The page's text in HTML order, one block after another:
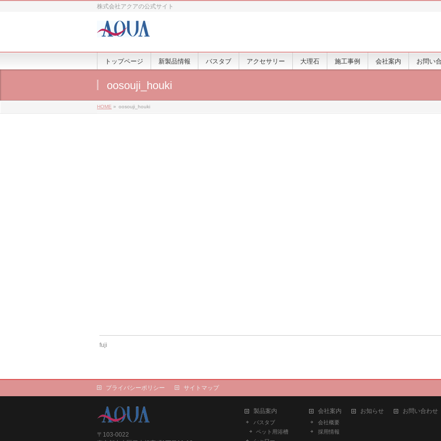
株式会社アクアの公式サイト
トップページ 新製品情報 バスタブ アクセサリー 大理石 施工事例 会社案内 お問い
oosouji_houki
HOME » oosouji_houki
fuji
プライバシーポリシー サイトマップ
〒103-0022
製品案内
バスタブ
ペット用浴槽
会社案内
会社概要
採用情報
お知らせ お問い合わせ